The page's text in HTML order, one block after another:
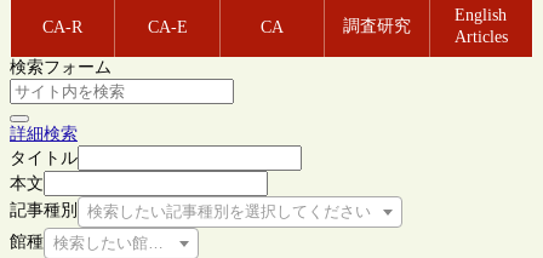
CA-R CA-E CA 調査研究
English
Articles
検索フォーム
詳細検索
タイトル
本文
記事種別
検索したい記事種別を選択してください
館種 検索したい館種を選択してください